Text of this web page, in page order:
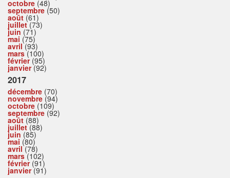
octobre (48)
septembre (50)
août (61)
juillet(73)
juin (71)
mai (75)
avril(93)
mars(100)
février(95)
janvier(92)
2017
décembre (70)
novembre (94)
octobre (109)
septembre (92)
août (88)
juillet(88)
juin (85)
mai (80)
avril(78)
mars(102)
février(91)
janvier(91)